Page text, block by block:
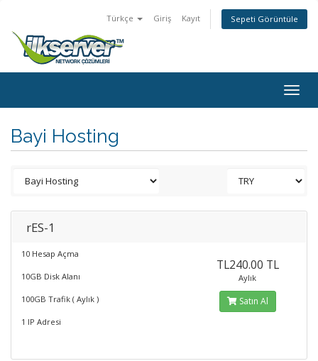
Türkçe Giriş Kayıt Sepeti Görüntüle
Bayi Hosting
rES-1
10 Hesap Açma
10GB Disk Alanı
100GB Trafik ( Aylık )
1 IP Adresi
TL240.00 TL
Aylık
Satın Al